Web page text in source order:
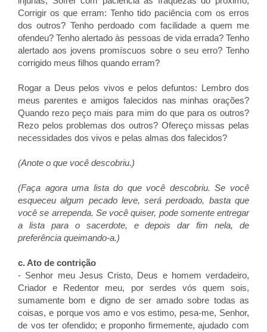
Corrigir os que erram: Tenho tido paciência com os erros
dos outros? Tenho perdoado com facilidade a quem me
ofendeu? Tenho alertado às pessoas de vida errada? Tenho
alertado aos jovens promíscuos sobre o seu erro? Tenho
corrigido meus filhos quando erram?
Rogar a Deus pelos vivos e pelos defuntos: Lembro dos
meus parentes e amigos falecidos nas minhas orações?
Quando rezo peço mais para mim do que para os outros?
Rezo pelos problemas dos outros? Ofereço missas pelas
necessidades dos vivos e pelas almas dos falecidos?
(Anote o que você descobriu.)
(Faça agora uma lista do que você descobriu. Se você
esqueceu algum pecado leve, será perdoado, basta que
você se arrependa. Se você quiser, pode somente entregar
a lista para o sacerdote, e depois dar fim nela, de
preferência queimando-a.)
c. Ato de contrição
- Senhor meu Jesus Cristo, Deus e homem verdadeiro,
Criador e Redentor meu, por serdes vós quem sois,
sumamente bom e digno de ser amado sobre todas as
coisas, e porque vos amo e vos estimo, pesa-me, Senhor,
de vos ter ofendido; e proponho firmemente, ajudado com